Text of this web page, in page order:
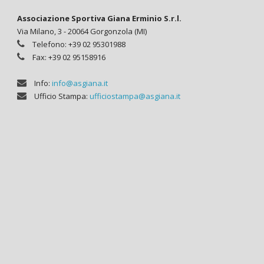
Associazione Sportiva Giana Erminio S.r.l.
Via Milano, 3 - 20064 Gorgonzola (MI)
Telefono: +39 02 95301988
Fax: +39 02 95158916
Info: info@asgiana.it
Ufficio Stampa: ufficiostampa@asgiana.it